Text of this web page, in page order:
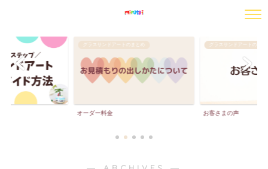
グラスサンドアートのまとめ
オーダー料金
グラスサンドアートのまと
お客さまの声